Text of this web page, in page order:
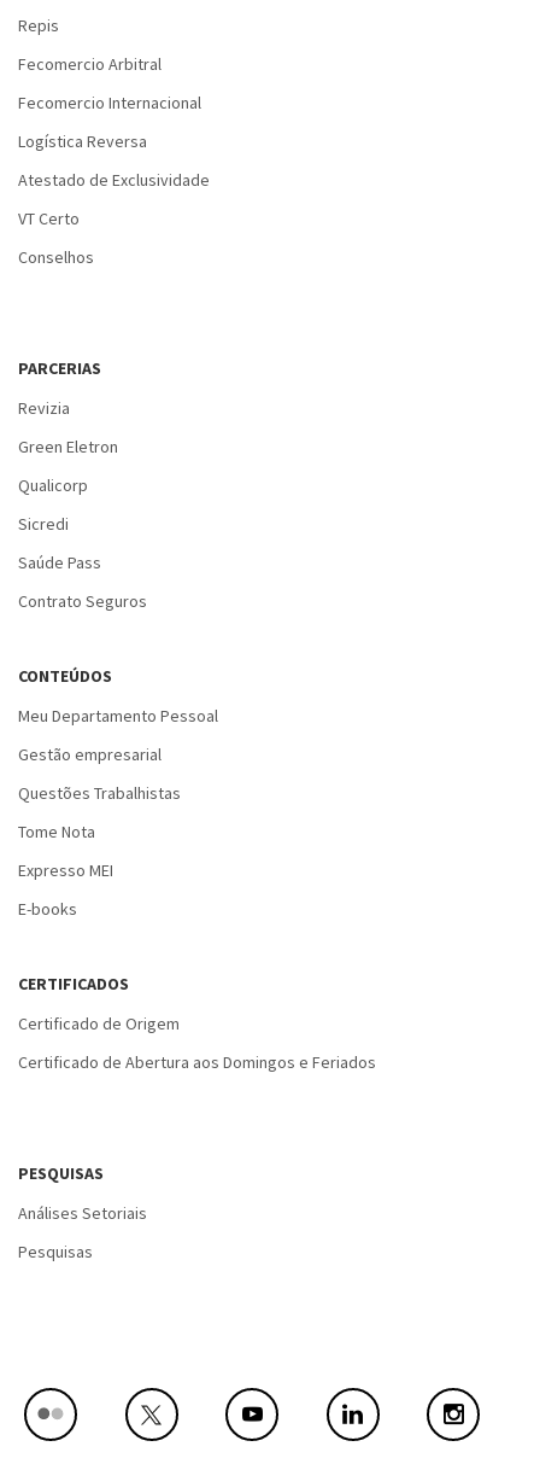
Repis
Fecomercio Arbitral
Fecomercio Internacional
Logística Reversa
Atestado de Exclusividade
VT Certo
Conselhos
PARCERIAS
Revizia
Green Eletron
Qualicorp
Sicredi
Saúde Pass
Contrato Seguros
CONTEÚDOS
Meu Departamento Pessoal
Gestão empresarial
Questões Trabalhistas
Tome Nota
Expresso MEI
E-books
CERTIFICADOS
Certificado de Origem
Certificado de Abertura aos Domingos e Feriados
PESQUISAS
Análises Setoriais
Pesquisas